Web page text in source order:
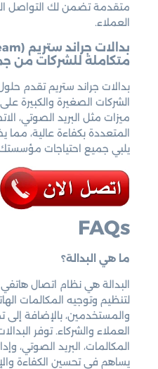
متقدمة تضمن لك التواصل
العملاء.
متكاملة للشركات من
بدالات جراند ستريم تقدم
الشركات الصغيرة والكبيرة
ميزات مثل البريد الصوتي،
المتعددة بكفاءة عالية،
يلبي جميع احتياجات
FAQs
ما هي البدالة؟
البدالة هي نظام اتصال
لتنظيم وتوجيه المكالمات
والمستخدمين، بالإضافة إلى
العملاء والشركاء. توفر
المكالمات، البريد الصوتي،
يساهم في تحسين الكفاءة